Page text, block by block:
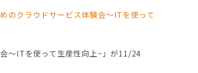
のクラウドサービス体験会～ITを使って
～ITを使って生産性向上~」が11/24